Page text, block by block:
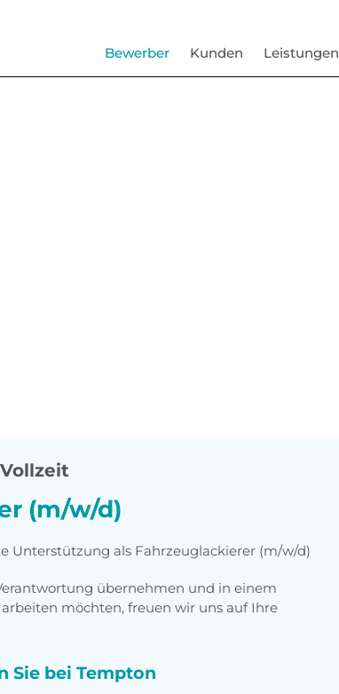
Bewerber Kunden Leistungen
(m/w/d)
Unterstützung als Fahrzeuglackierer (m/w/d)
übernehmen und in einem
möchten, freuen wir uns auf Ihre
Sie bei Tempton